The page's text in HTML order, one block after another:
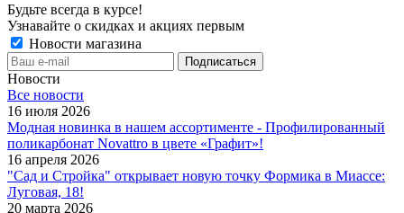
Будьте всегда в курсе!
Узнавайте о скидках и акциях первым
Новости магазина
Новости
Все новости
16 июля 2026
Модная новинка в нашем ассортименте - Профилированный
поликарбонат Novattro в цвете «Графит»!
16 апреля 2026
"Сад и Стройка" открывает новую точку Формика в Миассе:
Луговая, 18!
20 марта 2026